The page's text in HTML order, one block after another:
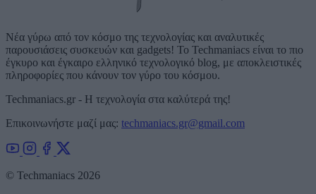
Νέα γύρω από τον κόσμο της τεχνολογίας και αναλυτικές
παρουσιάσεις συσκευών και gadgets! Το Techmaniacs είναι το πιο
έγκυρο και έγκαιρο ελληνικό τεχνολογικό blog, με αποκλειστικές
πληροφορίες που κάνουν τον γύρο του κόσμου.
Techmaniacs.gr - Η τεχνολογία στα καλύτερά της!
Επικοινωνήστε μαζί μας: techmaniacs.gr@gmail.com
© Techmaniacs 2026